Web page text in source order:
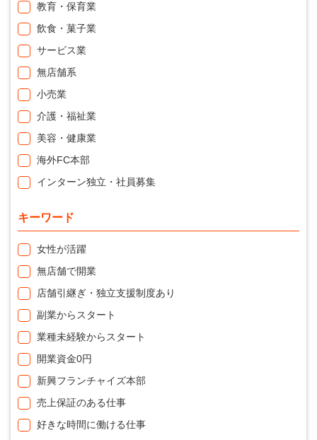
教育・保育業
飲食・菓子業
サービス業
無店舗系
小売業
介護・福祉業
美容・健康業
海外FC本部
インターン独立・社員募集
キーワード
女性が活躍
無店舗で開業
店舗引継ぎ・独立支援制度あり
副業からスタート
業種未経験からスタート
開業資金0円
新興フランチャイズ本部
売上保証のある仕事
好きな時間に働ける仕事